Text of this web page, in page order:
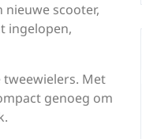
nieuwe scooter,
ingelopen,
Met
genoeg om